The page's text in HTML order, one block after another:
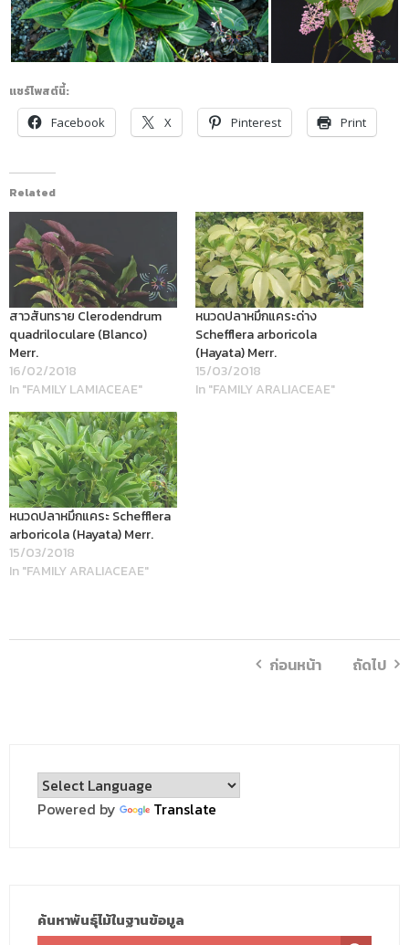
แชร์โพสต์นี้:
Facebook
X Pinterest Print
Related
สาวสันทราย Clerodendrum
quadriloculare (Blanco)
Merr.
16/02/2018
In "FAMILY LAMIACEAE"
หนวดปลาหมึกแคระด่าง
Schefflera arboricola
(Hayata) Merr.
15/03/2018
In "FAMILY ARALIACEAE"
หนวดปลาหมึกแคระ Schefflera
arboricola (Hayata) Merr.
15/03/2018
In "FAMILY ARALIACEAE"
ก่อนหน้า ถัดไป
Powered by Translate
ค้นหาพันธุ์ไม้ในฐานข้อมูล